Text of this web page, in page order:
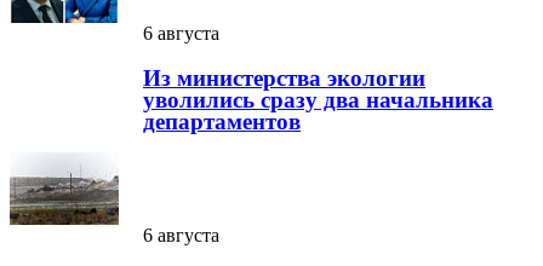
6 августа
Из министерства экологии
уволились сразу два начальника
департаментов
6 августа